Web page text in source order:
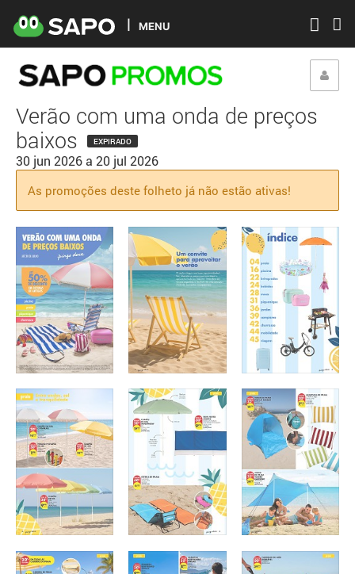
MENU
Verão com uma onda de preços
baixos
EXPIRADO
30 jun 2026 a 20 jul 2026
As promoções deste folheto já não estão ativas!